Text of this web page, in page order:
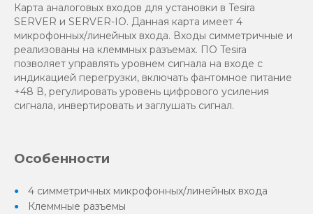
Карта аналоговых входов для установки в Tesira
SERVER и SERVER-IO. Данная карта имеет 4
микрофонных/линейных входа. Входы симметричные и
реализованы на клеммных разъемах. ПО Tesira
позволяет управлять уровнем сигнала на входе с
индикацией перегрузки, включать фантомное питание
+48 В, регулировать уровень цифрового усиления
сигнала, инвертировать и заглушать сигнал.
Особенности
4 симметричных микрофонных/линейных входа
Клеммные разъемы